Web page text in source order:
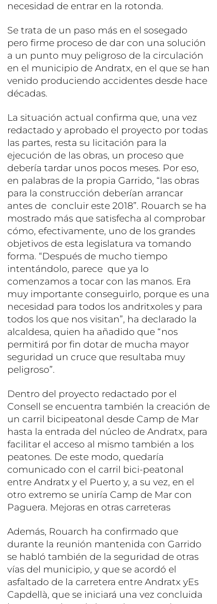
necesidad de entrar en la rotonda.
Se trata de un paso más en el sosegado
pero firme proceso de dar con una solución
a un punto muy peligroso de la circulación
en el municipio de Andratx, en el que se han
venido produciendo accidentes desde hace
décadas.
La situación actual confirma que, una vez
redactado y aprobado el proyecto por todas
las partes, resta su licitación para la
ejecución de las obras, un proceso que
debería tardar unos pocos meses. Por eso,
en palabras de la propia Garrido, “las obras
para la construcción deberían arrancar
antes de concluir este 2018”. Rouarch se ha
mostrado más que satisfecha al comprobar
cómo, efectivamente, uno de los grandes
objetivos de esta legislatura va tomando
forma. “Después de mucho tiempo
intentándolo, parece que ya lo
comenzamos a tocar con las manos. Era
muy importante conseguirlo, porque es una
necesidad para todos los andritxoles y para
todos los que nos visitan”, ha declarado la
alcaldesa, quien ha añadido que “nos
permitirá por fin dotar de mucha mayor
seguridad un cruce que resultaba muy
peligroso”.
Dentro del proyecto redactado por el
Consell se encuentra también la creación de
un carril bicipeatonal desde Camp de Mar
hasta la entrada del núcleo de Andratx, para
facilitar el acceso al mismo también a los
peatones. De este modo, quedaría
comunicado con el carril bici-peatonal
entre Andratx y el Puerto y, a su vez, en el
otro extremo se uniría Camp de Mar con
Paguera. Mejoras en otras carreteras
Además, Rouarch ha confirmado que
durante la reunión mantenida con Garrido
se habló también de la seguridad de otras
vías del municipio, y que se acordó el
asfaltado de la carretera entre Andratx yEs
Capdellà, que se iniciará una vez concluida